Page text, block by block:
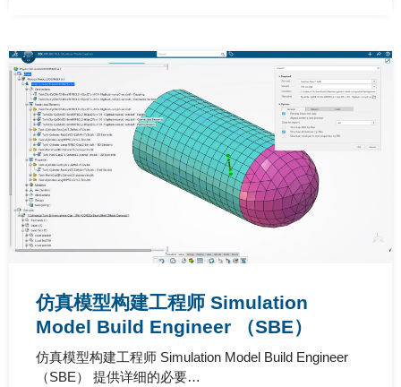
仿真模型构建工程师 Simulation
Model Build Engineer （SBE）
仿真模型构建工程师 Simulation Model Build Engineer
（SBE） 提供详细的必要…